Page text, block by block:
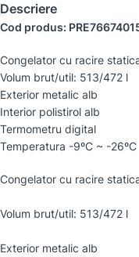
Descriere
Cod produs:
Congelator cu racire
Volum brut/util: 513/472 l
Exterior metalic alb
Interior polistirol alb
Termometru digital
Temperatura -9ºC ~ -26ºC
Congelator cu racire
Volum brut/util: 513/472 l
Exterior metalic alb